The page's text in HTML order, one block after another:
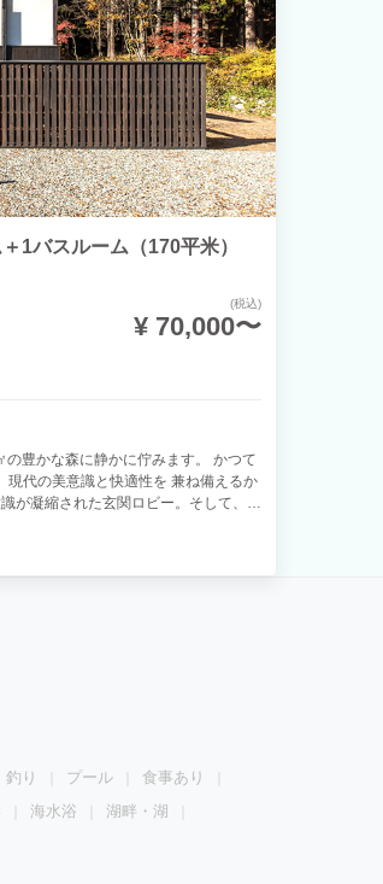
1バスルーム（170平米）
(税込)
¥ 70,000〜
豊かな森に静かに佇みます。 かつて
代の美意識と快適性を 兼ね備えるか
が凝縮された玄関ロビー。そして、悠
釣り プール
食事あり
海水浴
湖畔・湖